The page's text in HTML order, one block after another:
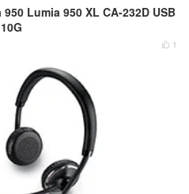
950 Lumia 950 XL CA-232D USB
10G
 1